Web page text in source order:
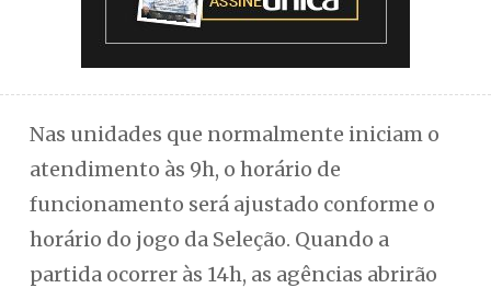
Nas unidades que normalmente iniciam o
atendimento às 9h, o horário de
funcionamento será ajustado conforme o
horário do jogo da Seleção. Quando a
partida ocorrer às 14h, as agências abrirão